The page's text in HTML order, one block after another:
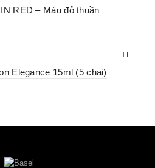
RED – Màu đỏ thuần
Elegance 15ml (5 chai)